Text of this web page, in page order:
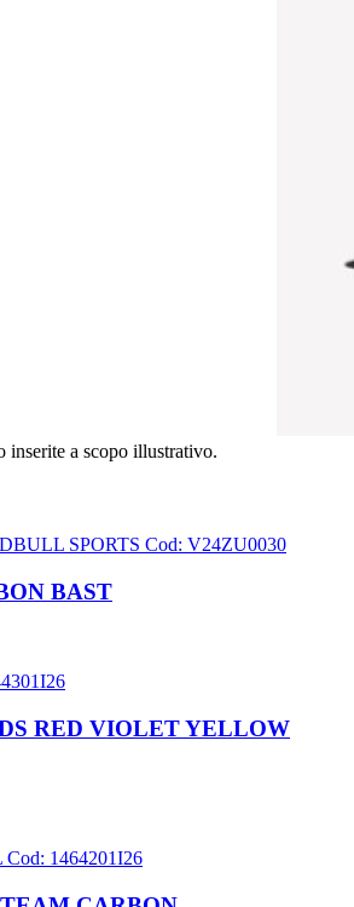
inserite a scopo illustrativo.
SPORTS Cod: V24ZU0030
BAST
RED VIOLET YELLOW
Cod: 1464201I26